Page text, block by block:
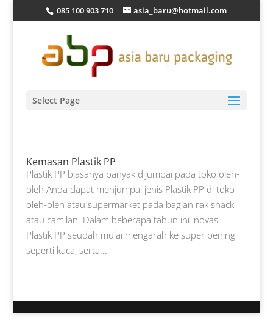
085 100 903 710 asia_baru@hotmail.com
Select Page
Kemasan Plastik PP
Plastik PP biasanya banyak dijumpai pada toko oleh-
oleh Anda dapat menjumpai jenis Plastik PP di toko
oleh-oleh atau supermarket pada bagian rak snack
atau camilan. Dalam beberapa tahun ini inovasi
Plastik PP seudah mulai mengarah ke super bening
seperti kaca, serta...